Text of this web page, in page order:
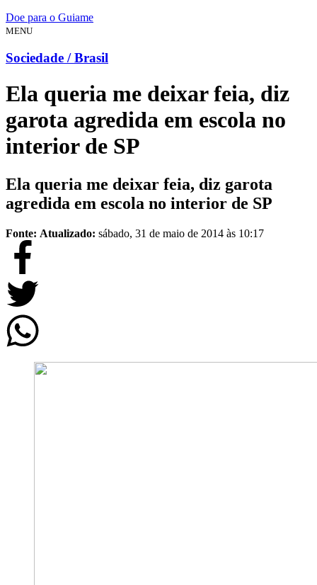
Doe para o Guiame
MENU
Sociedade / Brasil
Ela queria me deixar feia, diz
garota agredida em escola no
interior de SP
Ela queria me deixar feia, diz garota
agredida em escola no interior de SP
Fonte: Atualizado: sábado, 31 de maio de 2014 às 10:17